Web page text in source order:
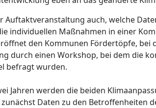
Auftaktveranstaltung auch, welche
individuellen Maßnahmen in einer
den Kommunen Fördertöpfe,
durch einen Workshop, bei dem die
befragt wurden.
Jahren werden die beiden
Daten zu den Betroffenheiten